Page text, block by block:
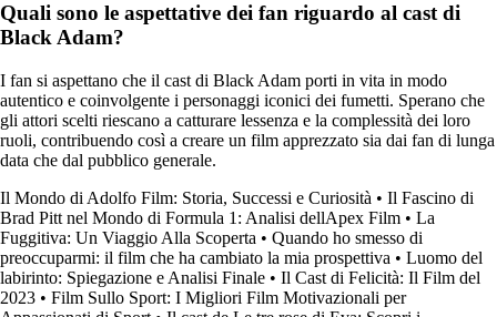
Quali sono le aspettative dei fan riguardo al cast di
Black Adam?
I fan si aspettano che il cast di Black Adam porti in vita in modo
autentico e coinvolgente i personaggi iconici dei fumetti. Sperano che
gli attori scelti riescano a catturare lessenza e la complessità dei loro
ruoli, contribuendo così a creare un film apprezzato sia dai fan di lunga
data che dal pubblico generale.
Il Mondo di Adolfo Film: Storia, Successi e Curiosità • Il Fascino di
Brad Pitt nel Mondo di Formula 1: Analisi dellApex Film • La
Fuggitiva: Un Viaggio Alla Scoperta • Quando ho smesso di
preoccuparmi: il film che ha cambiato la mia prospettiva • Luomo del
labirinto: Spiegazione e Analisi Finale • Il Cast di Felicità: Il Film del
2023 • Film Sullo Sport: I Migliori Film Motivazionali per